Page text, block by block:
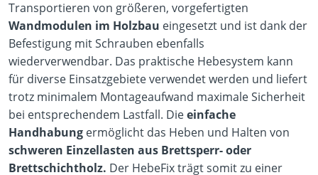
Transportieren von größeren, vorgefertigten
Wandmodulen im Holzbau eingesetzt und ist dank der
Befestigung mit Schrauben ebenfalls
wiederverwendbar. Das praktische Hebesystem kann
für diverse Einsatzgebiete verwendet werden und liefert
trotz minimalem Montageaufwand maximale Sicherheit
bei entsprechendem Lastfall. Dieeinfache
Handhabung ermöglicht das Heben und Halten von
schweren Einzellasten aus Brettsperr- oder
Brettschichtholz. Der HebeFix trägt somit zu einer